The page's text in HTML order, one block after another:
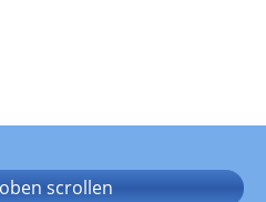
scrollen